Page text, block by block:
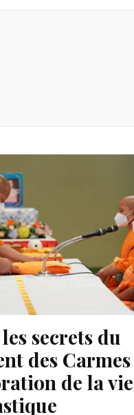
secrets du
des
de la vie